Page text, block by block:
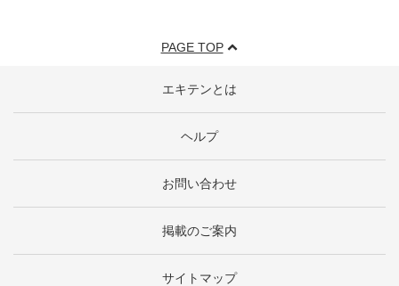
PAGE TOP
エキテンとは
ヘルプ
お問い合わせ
掲載のご案内
サイトマップ